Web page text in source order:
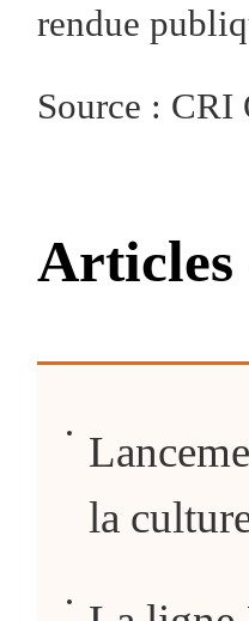
rendue
Source : CRI
Articles
la